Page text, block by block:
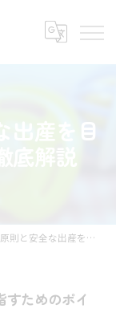
出産を目
底解説
出産を目指すためのポイント徹底解説
すためのポイ